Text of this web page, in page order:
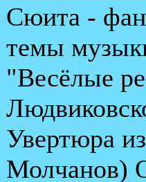
Сюита -
темы
"Весёлые
Увертюра
Молчанов)